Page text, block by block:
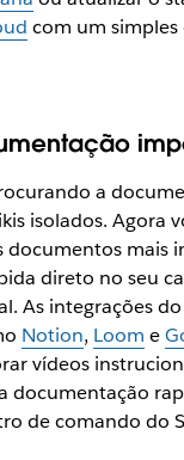
com um
a
isolados. Agora
documentos mais
direto no seu
As integrações do
Notion, Loom e
vídeos
documentação
de comando do